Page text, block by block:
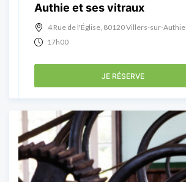
Authie et ses vitraux
4 Rue de l'Église, 80120 Villers-sur-Authie
17h00
JE RÉSERVE